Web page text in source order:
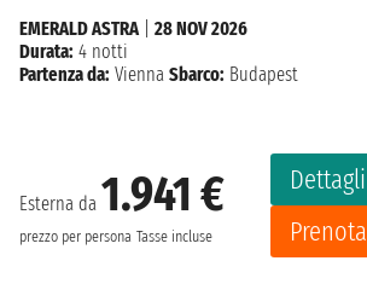
Esterna da 1.941 €
prezzo per persona Tasse incluse
Dettagli
Prenota
EMERALD ASTRA| 28 NOV 2026
Durata: 4 notti
Partenza da: Vienna Sbarco: Budapest